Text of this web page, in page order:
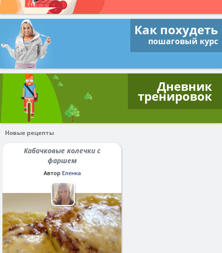
Как похудеть
пошаговый курс
Дневник
тренировок
Новые рецепты
Кабачковые колечки с
фаршем
Автор Еленка